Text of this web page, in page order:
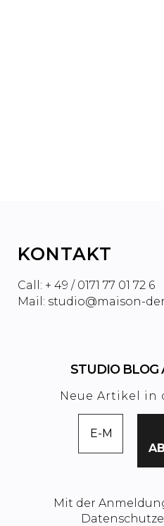
KONTAKT
Call: + 49 / 0171 77 01 72 6
Mail: studio@maison-
STUDIO BLOG
Neue Artikel in
Mit der